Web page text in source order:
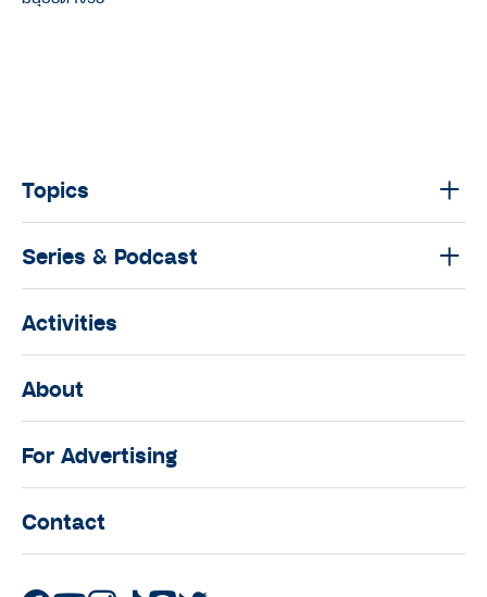
Topics
Series & Podcast
Activities
About
For Advertising
Contact